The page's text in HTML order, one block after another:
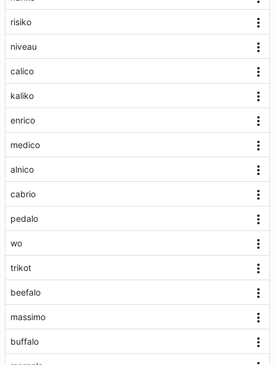
risiko
niveau
calico
kaliko
enrico
medico
alnico
cabrio
pedalo
wo
trikot
beefalo
massimo
buffalo